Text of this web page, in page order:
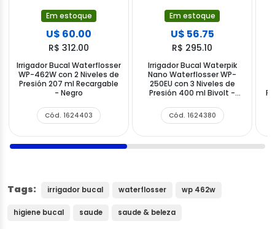
Em estoque
U$ 60.00
R$ 312.00
Irrigador Bucal Waterflosser
WP-462W con 2 Niveles de
Presión 207 ml Recargable
- Negro
Cód. 1624403
Em estoque
U$ 56.75
R$ 295.10
Irrigador Bucal Waterpik
Nano Waterflosser WP-
250EU con 3 Niveles de
Presión 400 ml Bivolt -
Cód. 1624380
Tags: irrigador bucal waterflosser wp 462w
higiene bucal saude saude & beleza